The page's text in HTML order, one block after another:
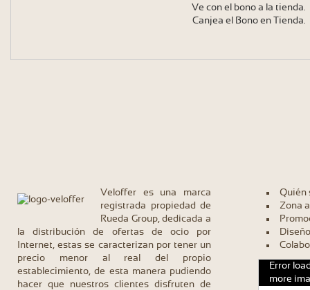
Ve con el bono a la tienda.
Canjea el Bono en Tienda.
Veloffer es una marca
registrada propiedad de
Rueda Group, dedicada a
la distribución de ofertas de ocio por
Internet, estas se caracterizan por tener un
precio menor al real del propio
establecimiento, de esta manera pudiendo
hacer que nuestros clientes disfruten de
Quién
Zona
Error
more